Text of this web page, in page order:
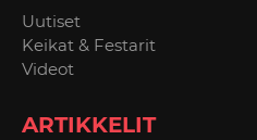
Uutiset
Keikat & Festarit
Videot
ARTIKKELIT